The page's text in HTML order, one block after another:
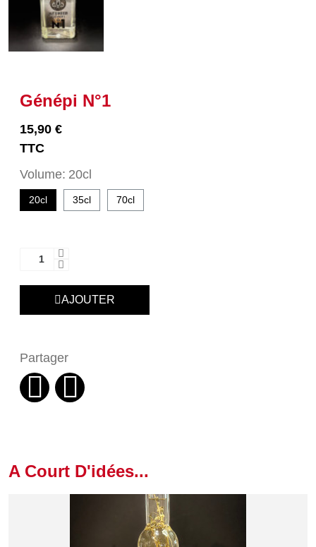
Génépi N°1
15,90 €
TTC
Volume 20cl
20cl 35cl 70cl
AJOUTER
Partager
A Court D'idées...